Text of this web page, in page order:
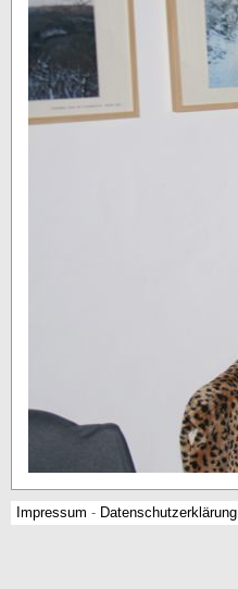
Impressum - Datenschutzerklärung